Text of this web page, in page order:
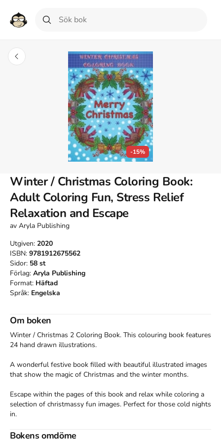
-15%
Winter / Christmas Coloring Book:
Adult Coloring Fun, Stress Relief
Relaxation and Escape
av Aryla Publishing
Utgiven: 2020
ISBN: 9781912675562
Sidor: 58 st
Förlag: Aryla Publishing
Format: Häftad
Språk: Engelska
Om boken
Winter / Christmas 2 Coloring Book. This colouring book features
24 hand drawn illustrations.
A wonderful festive book filled with beautiful illustrated images
that show the magic of Christmas and the winter months.
Escape within the pages of this book and relax while coloring a
selection of christmassy fun images. Perfect for those cold nights
in.
A great pastime for all ages  Makes a lovely gift and keepsake.
Bokens omdöme